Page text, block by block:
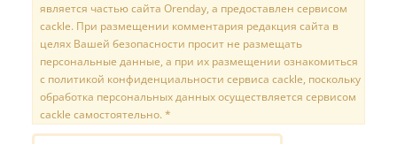
является частью сайта Orenday, а предоставлен сервисом
cackle. При размещении комментария редакция сайта в
целях Вашей безопасности просит не размещать
персональные данные, а при их размещении ознакомиться
с политикой конфиденциальности сервиса cackle, поскольку
обработка персональных данных осуществляется сервисом
cackle самостоятельно. *